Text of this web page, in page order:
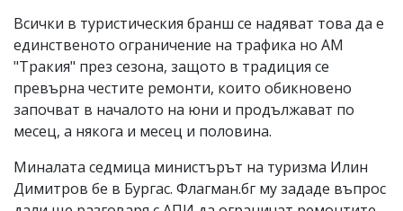
Всички в туристическия бранш се надяват това да е
единственото ограничение на трафика но АМ
"Тракия" през сезона, защото в традиция се
превърна честите ремонти, които обикновено
започват в началото на юни и продължават по
месец, а някога и месец и половина.
Миналата седмица министърът на туризма Илин
Димитров бе в Бургас. Флагман.бг му зададе въпрос